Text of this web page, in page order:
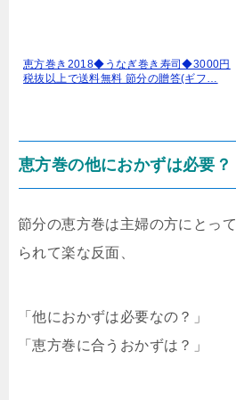
恵方巻き2018◆うなぎ巻き寿司◆3000円
税抜以上で送料無料 節分の贈答(ギフ…
恵方巻の他におかずは必要？
節分の恵方巻は主婦の方にとっ
られて楽な反面、
「他におかずは必要なの？」
「恵方巻に合うおかずは？」